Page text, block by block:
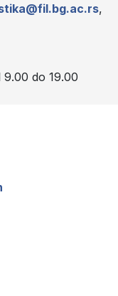
,
do 19.00